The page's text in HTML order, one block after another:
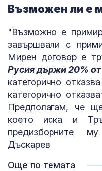
Възможен ли е
"Възможно е
завършвали с
Мирен договор е
Русия държи 20% от
категорично
категорично
Предполагам, че
което иска и
предизборните
Дъскарев.
Още по темата